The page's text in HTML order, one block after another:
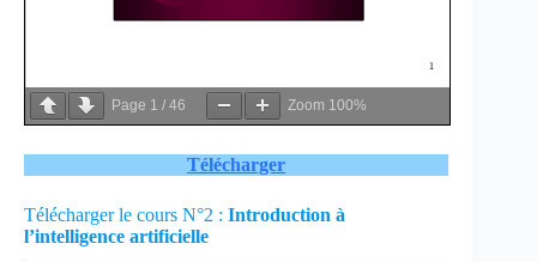
Page 1 / 46 Zoom 100%
Télécharger
Télécharger le cours N°2 : Introduction à
l’intelligence artificielle